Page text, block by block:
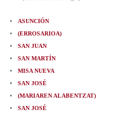
ASUNCIÓN
(ERROSARIOA)
SAN JUAN
SAN MARTÍN
MISA NUEVA
SAN JOSÉ
(MARIAREN ALABENTZAT)
SAN JOSÉ